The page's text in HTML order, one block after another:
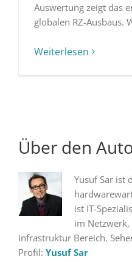
Auswertung zeigt das
globalen RZ-Ausbaus.
Weiterlesen
Über den
Yusuf Sar ist
ist IT-
im Netzwerk,
Infrastruktur Bereich.
Profil: Yusuf Sar